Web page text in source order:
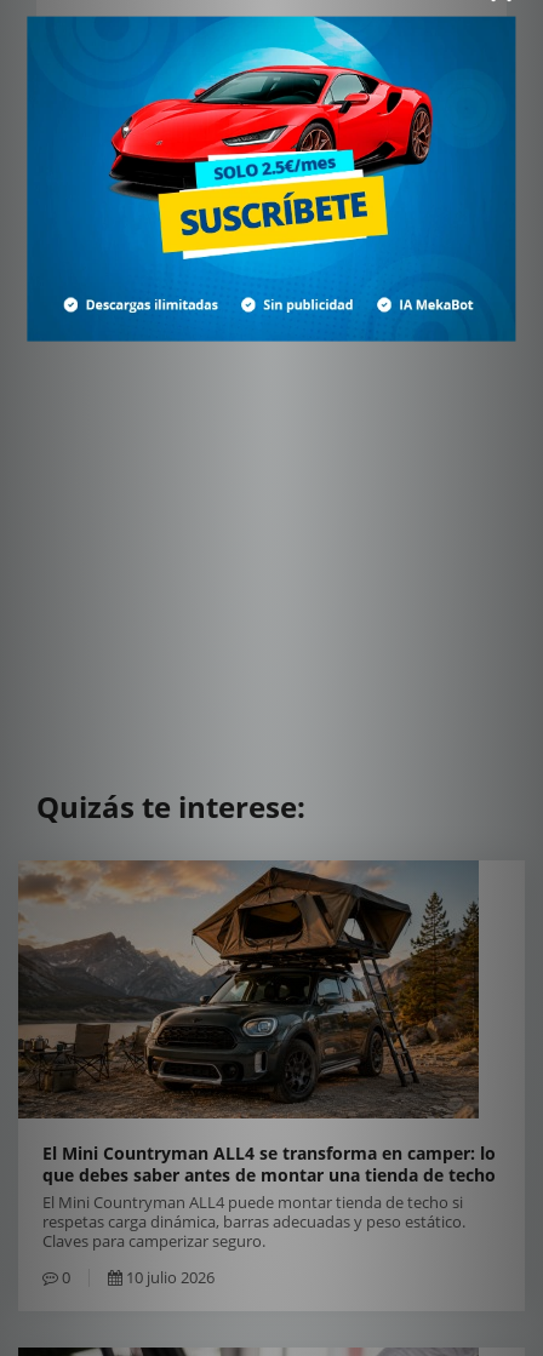
Suscríbete
Quizás te interese:
El Mini Countryman ALL4 se transforma en camper: lo
que debes saber antes de montar una tienda de techo
El Mini Countryman ALL4 puede montar tienda de techo si
respetas carga dinámica, barras adecuadas y peso estático.
Claves para camperizar seguro.
0
10 julio 2026